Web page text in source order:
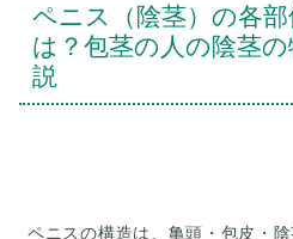
ペニス（陰茎）の各
は？包茎の人の陰茎
説
ペニスの構造は、亀頭・包皮・